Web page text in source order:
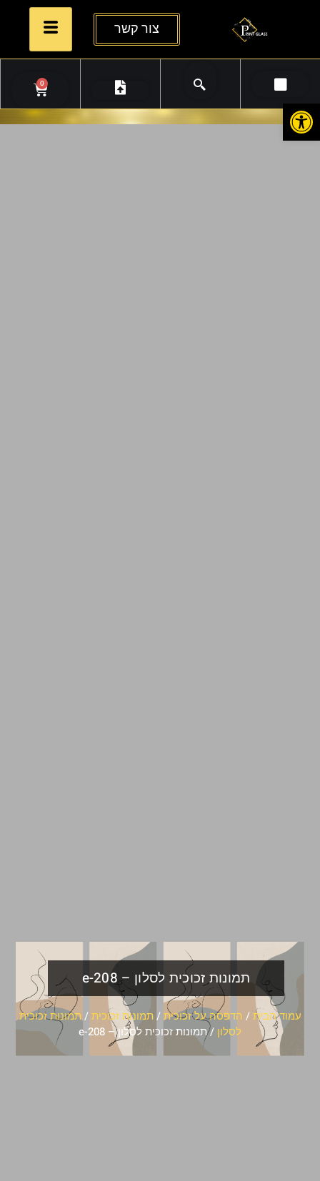
פתח סרגל נגישות
צור קשר
0
תמונות זכוכית לסלון – e-208
עמוד הבית/ הדפסה על זכוכית/ תמונות זכוכית/תמונות זכוכית
לסלון / תמונות זכוכית לסלון – e-208